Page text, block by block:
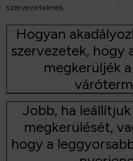
szervezeteknek.
Hogyan
szervezetek, hogy
megkerüljék
Jobb, ha
megkerülését,
hogy a